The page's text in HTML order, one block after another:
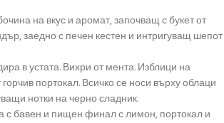
на вкус и аромат, започващ с букет от
заедно с печен кестен и интригуващ шепот
в устата. Вихри от мента. Изблици на
портокал. Всичко се носи върху облаци
нотки на черно сладник.
с бавен и пищен финал с лимон, портокал и